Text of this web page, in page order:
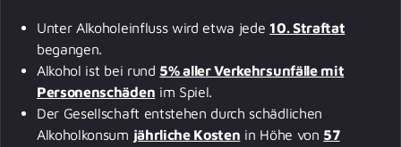
Unter Alkoholeinfluss wird etwa jede 10. Straftat
begangen.
Alkohol ist bei rund 5% aller Verkehrsunfälle mit
Personenschäden im Spiel.
Der Gesellschaft entstehen durch schädlichen
Alkoholkonsum jährliche Kosten in Höhe von 57